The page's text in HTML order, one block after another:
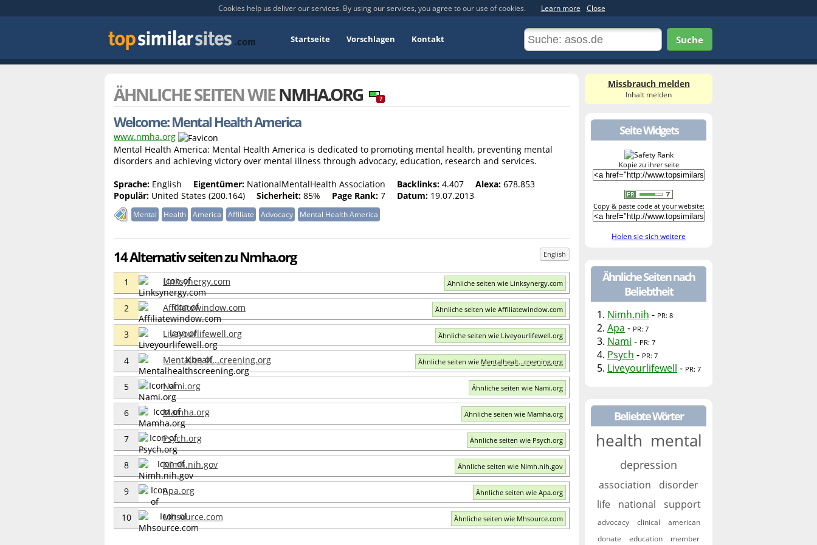
Cookies help us deliver our services. By using our services, you agree to our use of cookies. Learn more Close
Startseite Vorschlagen Kontakt Suche
ÄHNLICHE SEITEN WIENMHA.ORG 7
Welcome: Mental Health America
www.nmha.org
Mental Health America: Mental Health America is dedicated to promoting mental health, preventing mental
disorders and achieving victory over mental illness through advocacy, education, research and services.
Sprache: English Eigentümer: NationalMentalHealth Association Backlinks: 4.407 Alexa: 678.853
Populär: United States (200.164) Sicherheit: 85% Page Rank: 7 Datum: 19.07.2013
Mental Health America Affiliate Advocacy Mental Health America
14 Alternativ seiten zu Nmha.org English
1 Linksynergy.com Ähnliche seiten wie Linksynergy.com
2 Affiliatewindow.com Ähnliche seiten wie Affiliatewindow.com
3 Liveyourlifewell.org Ähnliche seiten wie Liveyourlifewell.org
4 Mentalhealt...creening.org Ähnliche seiten wie Mentalhealt...creening.org
5 Nami.org Ähnliche seiten wie Nami.org
6 Mamha.org Ähnliche seiten wie Mamha.org
7 Psych.org Ähnliche seiten wie Psych.org
8 Nimh.nih.gov Ähnliche seiten wie Nimh.nih.gov
9 Apa.org Ähnliche seiten wie Apa.org
10 Mhsource.com Ähnliche seiten wie Mhsource.com
Missbrauch melden
Inhalt melden
Seite Widgets
Kopie zu ihrer seite
Copy & paste code at your website:
Holen sie sich weitere
Ähnliche Seiten nach
Beliebtheit
1. Nimh.nih - PR: 8
2. Apa - PR: 7
3. Nami - PR: 7
4. Psych - PR: 7
5. Liveyourlifewell - PR: 7
Beliebte Wörter
health mental
depression
association
disorder
life
national support
advocacy clinical
american
donate
education member